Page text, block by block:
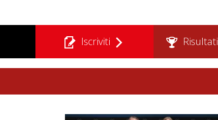
Iscriviti Risultati